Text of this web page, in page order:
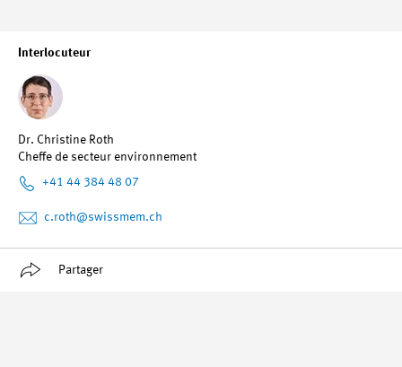
Interlocuteur
Dr. Christine Roth
Cheffe de secteur environnement
+41 44 384 48 07
c.roth@swissmem.ch
Partager